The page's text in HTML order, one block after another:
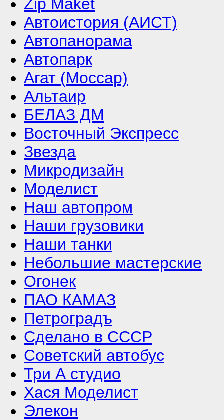
Zip Maket
Автоистория (АИСТ)
Автопанорама
Автопарк
Агат (Моссар)
Альтаир
БЕЛАЗ ДМ
Восточный Экспресс
Звезда
Микродизайн
Моделист
Наш автопром
Наши грузовики
Наши танки
Небольшие мастерские
Огонек
ПАО КАМАЗ
Петроградъ
Сделано в СССР
Советский автобус
Три А студио
Хася Моделист
Элекон